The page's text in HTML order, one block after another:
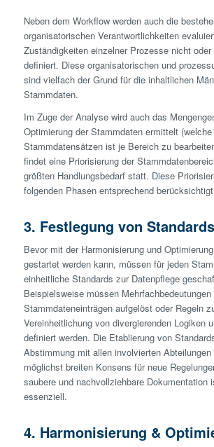
Neben dem Workflow werden auch die
organisatorischen Verantwortlichkeiten
Zuständigkeiten einzelner Prozesse nicht oder
definiert. Diese organisatorischen und
sind vielfach der Grund für die inhaltlichen
Stammdaten.
Im Zuge der Analyse wird auch das
Optimierung der Stammdaten ermittelt
Stammdatensätzen ist je Bereich zu
findet eine Priorisierung der
größten Handlungsbedarf statt. Diese
folgenden Phasen entsprechend
3. Festlegung von Standards
Bevor mit der Harmonisierung und
gest­artet werden kann, müssen für jeden
einheitliche Standards zur Datenpflege
Beispielsweise müssen Mehrfachbedeutungen
Stammdateneinträgen aufgelöst oder Regeln
Vereinheitlichung von divergierenden Logiken
definiert werden. Die Etablierung von
Abstimmung mit allen involvierten
möglichst breiten Konsens für neue
saubere und nachvollziehbare Dokumentation
essenziell.
4. Harmonisierung &